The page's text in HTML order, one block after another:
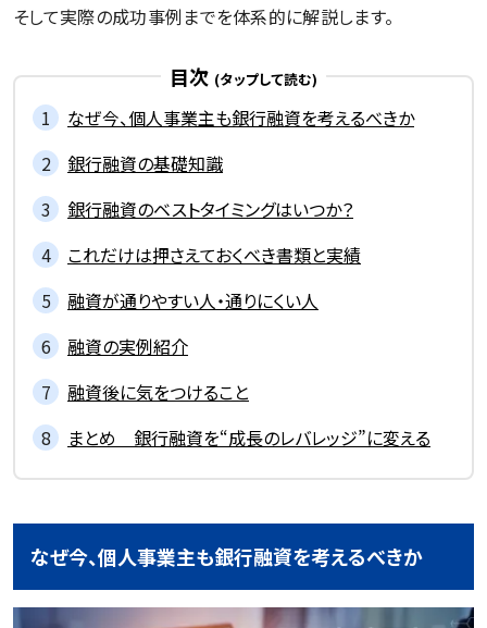
そして実際の成功事例までを体系的に解説します。
目次
なぜ今、個人事業主も銀行融資を考えるべきか
銀行融資の基礎知識
銀行融資のベストタイミングはいつか？
これだけは押さえておくべき書類と実績
融資が通りやすい人・通りにくい人
融資の実例紹介
融資後に気をつけること
まとめ 銀行融資を“成長のレバレッジ”に変える
なぜ今、個人事業主も銀行融資を考えるべきか